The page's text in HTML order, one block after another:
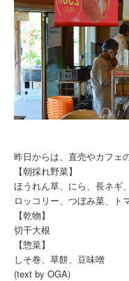
昨日からは、直売やカフェ
【朝採れ野菜】
ほうれん草、にら、長ネギ
ロッコリー、つぼみ菜、ト
【乾物】
切干大根
【惣菜】
しそ巻、草餅、豆味噌
(text by OGA)